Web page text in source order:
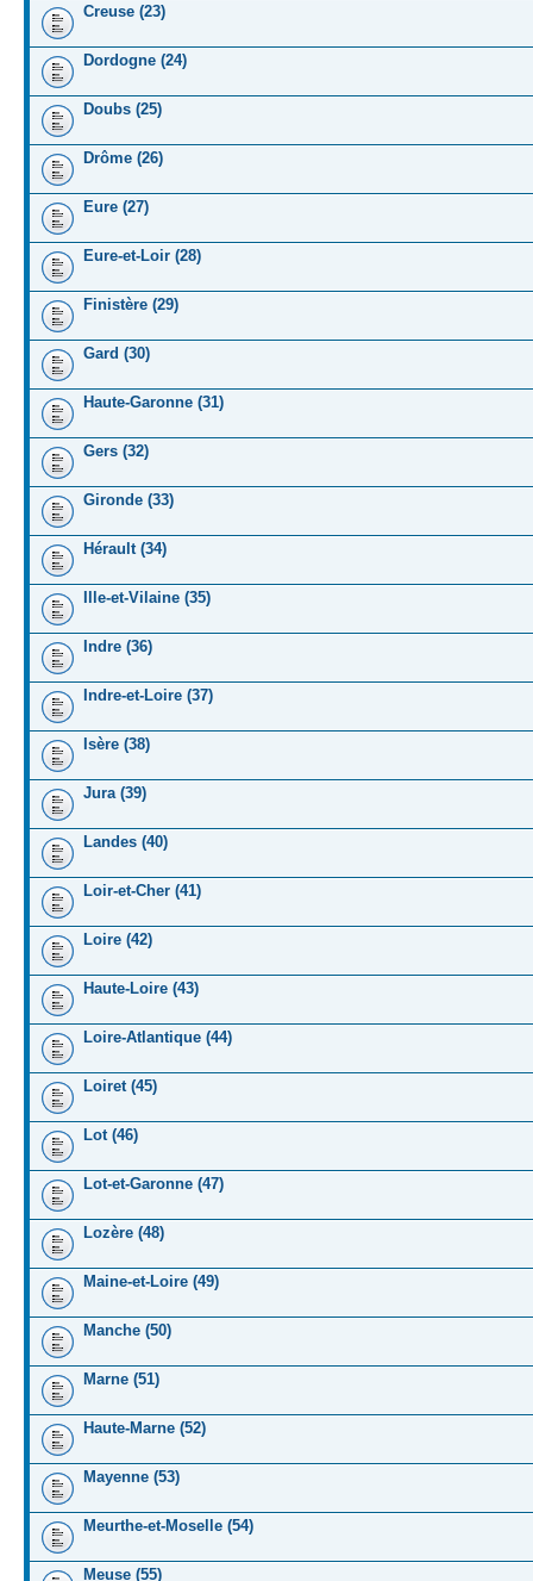
Creuse (23)
Dordogne (24)
Doubs (25)
Drôme (26)
Eure (27)
Eure-et-Loir (28)
Finistère (29)
Gard (30)
Haute-Garonne (31)
Gers (32)
Gironde (33)
Hérault (34)
Ille-et-Vilaine (35)
Indre (36)
Indre-et-Loire (37)
Isère (38)
Jura (39)
Landes (40)
Loir-et-Cher (41)
Loire (42)
Haute-Loire (43)
Loire-Atlantique (44)
Loiret (45)
Lot (46)
Lot-et-Garonne (47)
Lozère (48)
Maine-et-Loire (49)
Manche (50)
Marne (51)
Haute-Marne (52)
Mayenne (53)
Meurthe-et-Moselle (54)
Meuse (55)